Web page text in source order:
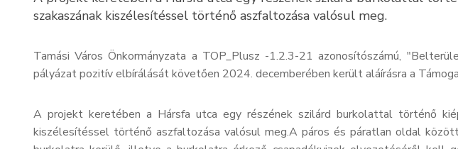
szakaszának kiszélesítéssel történő aszfaltozása valósul meg.
Tamási Város Önkormányzata a TOP_Plusz -1.2.3-21 azonosítószámú,
pályázat pozitív elbírálását követően 2024. decemberében került aláírásra a
A projekt keretében a Hársfa utca egy részének szilárd burkolattal történő
kiszélesítéssel történő aszfaltozása valósul meg.A páros és páratlan oldal